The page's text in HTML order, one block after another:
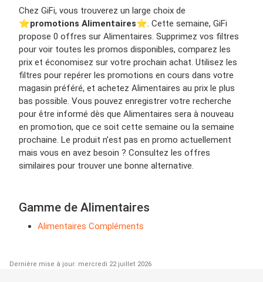
Chez GiFi, vous trouverez un large choix de
⭐️promotions Alimentaires⭐️. Cette semaine, GiFi
propose 0 offres sur Alimentaires. Supprimez vos filtres
pour voir toutes les promos disponibles, comparez les
prix et économisez sur votre prochain achat. Utilisez les
filtres pour repérer les promotions en cours dans votre
magasin préféré, et achetez Alimentaires au prix le plus
bas possible. Vous pouvez enregistrer votre recherche
pour être informé dès que Alimentaires sera à nouveau
en promotion, que ce soit cette semaine ou la semaine
prochaine. Le produit n’est pas en promo actuellement
mais vous en avez besoin ? Consultez les offres
similaires pour trouver une bonne alternative.
Gamme de Alimentaires
Alimentaires Compléments
Dernière mise à jour: mercredi 22 juillet 2026